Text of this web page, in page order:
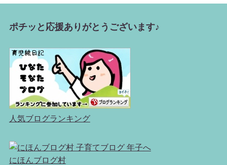
ポチッと応援ありがとうございます♪
人気ブログランキング
にほんブログ村